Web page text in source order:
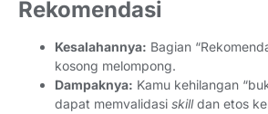
Rekomendasi
Kesalahannya: Bagian
kosong melompong.
Dampaknya: Kamu kehilangan
dapat memvalidasi skilldan etos